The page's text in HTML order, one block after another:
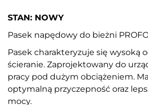
STAN: NOWY
Pasek napędowy do bieżni
Pasek charakteryzuje się wysoką
ścieranie. Zaprojektowany do
pracy pod dużym obciążeniem.
optymalną przyczepność oraz
mocy.